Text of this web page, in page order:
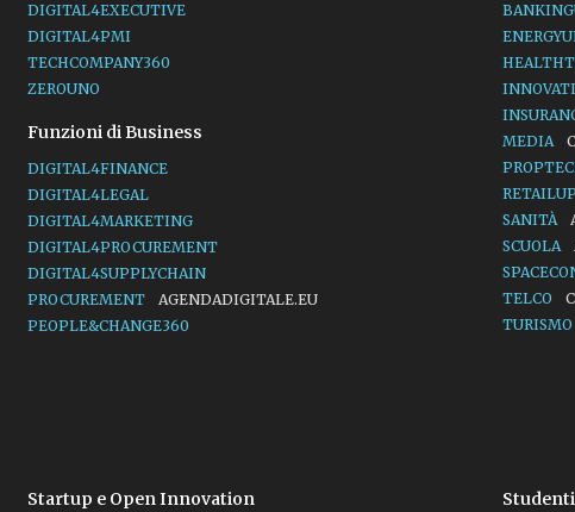
DIGITAL4EXECUTIVE
DIGITAL4PMI
TECHCOMPANY360
ZEROUNO
Funzioni di Business
DIGITAL4FINANCE
DIGITAL4LEGAL
DIGITAL4MARKETING
DIGITAL4PROCUREMENT
DIGITAL4SUPPLYCHAIN
PROCUREMENT
AGENDADIGITALE.EU
PEOPLE&CHANGE360
MEDIA
RETAILUP
SANITÀ
SCUOLA
TELCO
TURISMO
Startup e Open Innovation Studenti